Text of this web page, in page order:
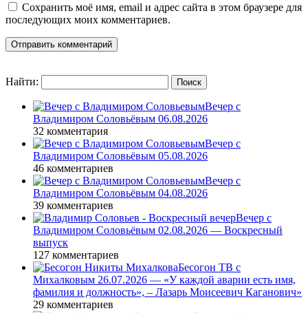
Сохранить моё имя, email и адрес сайта в этом браузере для
последующих моих комментариев.
Найти:
Вечер с
Владимиром Соловьёвым 06.08.2026
32 комментария
Вечер с
Владимиром Соловьёвым 05.08.2026
46 комментариев
Вечер с
Владимиром Соловьёвым 04.08.2026
39 комментариев
Вечер с
Владимиром Соловьёвым 02.08.2026 — Воскресный
выпуск
127 комментариев
Бесогон ТВ с
Михалковым 26.07.2026 — «У каждой аварии есть имя,
фамилия и должность», – Лазарь Моисеевич Каганович»
29 комментариев